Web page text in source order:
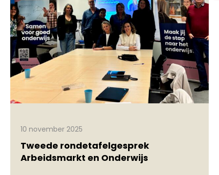
10 november 2025
Tweede rondetafelgesprek
Arbeidsmarkt en Onderwijs